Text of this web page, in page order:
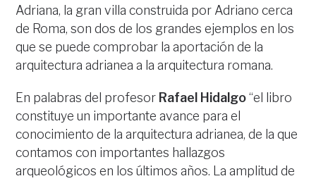
Adriana, la gran villa construida por Adriano cerca
de Roma, son dos de los grandes ejemplos en los
que se puede comprobar la aportación de la
arquitectura adrianea a la arquitectura romana.
En palabras del profesor Rafael Hidalgo“el libro
constituye un importante avance para el
conocimiento de la arquitectura adrianea, de la que
contamos con importantes hallazgos
arqueológicos en los últimos años. La amplitud de